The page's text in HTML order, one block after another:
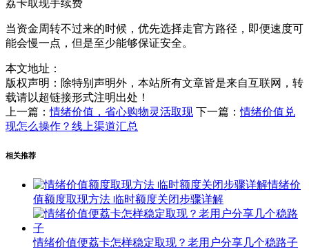
当资金周转不过来的时候，优先选择走官方路径，即便速度可
能会慢一点，但是至少能够保证安全。
本文地址：
版权声明： 除特别声明外，本站所有文章皆是来自互联网，转
载请以超链接形式注明出处！
上一篇：情绪价值，省心购物灵活取现 下一篇：情绪价值兑
现怎么操作？线上渠道汇总
相关推荐
情绪价
值额度取现方法 临时额度关闭步骤详解
情绪价值便荔卡怎样稳定取现？老用户分享几个稳路子